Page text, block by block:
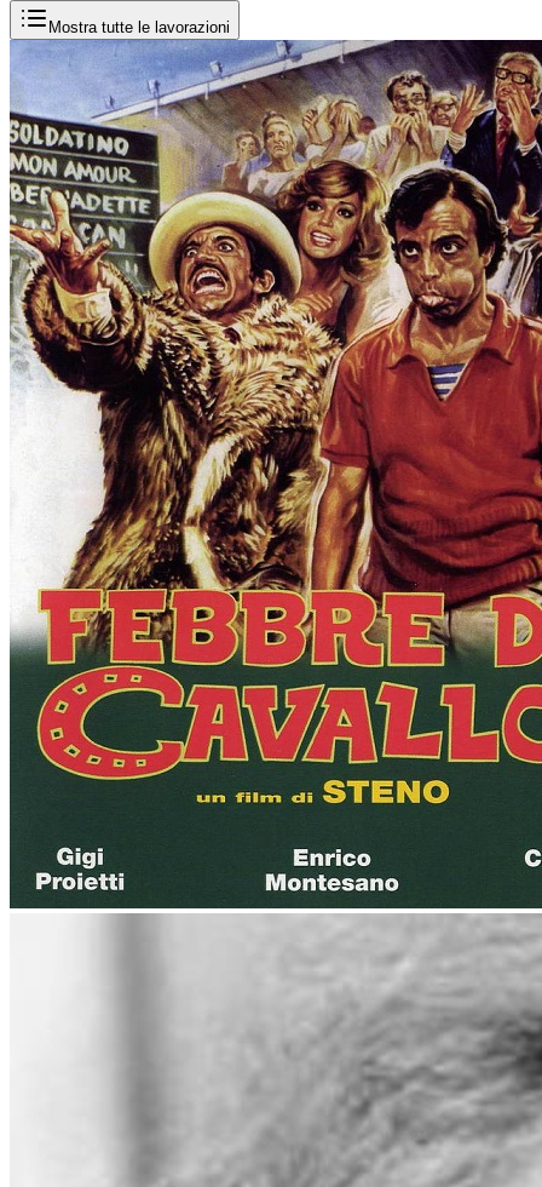
Mostra tutte le lavorazioni